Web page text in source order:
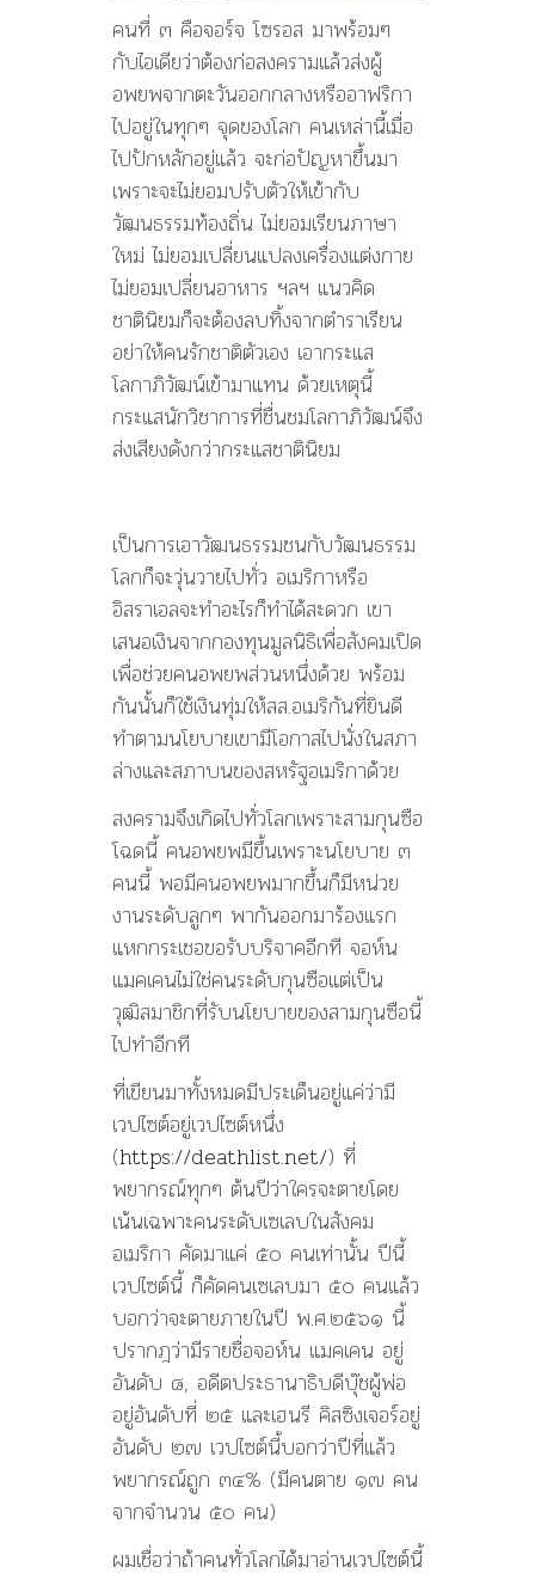
คนที่ ๓ คือจอร์จ โซรอส มาพร้อมๆ
กับไอเดียว่าต้องก่อสงครามแล้วส่งผู้
อพยพจากตะวันออกกลางหรืออาฟริกา
ไปอยู่ในทุกๆ จุดของโลก คนเหล่านี้เมื่อ
ไปปักหลักอยู่แล้ว จะก่อปัญหาขึ้นมา
เพราะจะไม่ยอมปรับตัวให้เข้ากับ
วัฒนธรรมท้องถิ่น ไม่ยอมเรียนภาษา
ใหม่ ไม่ยอมเปลี่ยนแปลงเครื่องแต่งกาย
ไม่ยอมเปลี่ยนอาหาร ฯลฯ แนวคิด
ชาตินิยมก็จะต้องลบทิ้งจากตำราเรียน
อย่าให้คนรักชาติตัวเอง เอากระแส
โลกาภิวัฒน์เข้ามาแทน ด้วยเหตุนี้
กระแสนักวิชาการที่ชื่นชมโลกาภิวัฒน์จึง
ส่งเสียงดังกว่ากระแสชาตินิยม
เป็นการเอาวัฒนธรรมชนกับวัฒนธรรม
โลกก็จะวุ่นวายไปทั่ว อเมริกาหรือ
อิสราเอลจะทำอะไรก็ทำได้สะดวก เขา
เสนอเงินจากกองทุนมูลนิธิเพื่อสังคมเปิด
เพื่อช่วยคนอพยพส่วนหนึ่งด้วย พร้อม
กันนั้นก็ใช้เงินทุ่มให้สส.อเมริกันที่ยินดี
ทำตามนโยบายเขามีโอกาสไปนั่งในสภา
ล่างและสภาบนของสหรัฐอเมริกาด้วย
สงครามจึงเกิดไปทั่วโลกเพราะสามกุนซือ
โฉดนี้ คนอพยพมีขึ้นเพราะนโยบาย ๓
คนนี้ พอมีคนอพยพมากขึ้นก็มีหน่วย
งานระดับลูกๆ พากันออกมาร้องแรก
แหกกระเชอขอรับบริจาคอีกที จอห์น
แมคเคนไม่ใช่คนระดับกุนซือแต่เป็น
วุฒิสมาชิกที่รับนโยบายของสามกุนซือนี้
ไปทำอีกที
ที่เขียนมาทั้งหมดมีประเด็นอยู่แค่ว่ามี
เวปไซต์อยู่เวปไซต์หนึ่ง
(https://deathlist.net/) ที่
พยากรณ์ทุกๆ ต้นปีว่าใครจะตายโดย
เน้นเฉพาะคนระดับเซเลบในสังคม
อเมริกา คัดมาแค่ ๕๐ คนเท่านั้น ปีนี้
เวปไซต์นี้ ก็คัดคนเซเลบมา ๕๐ คนแล้ว
บอกว่าจะตายภายในปี พ.ศ.๒๕๖๑ นี้
ปรากฎว่ามีรายชื่อจอห์น แมคเคน อยู่
อันดับ ๘, อดีตประธานาธิบดีบุ๊ชผู้พ่อ
อยู่อันดับที่ ๒๕ และเฮนรี คิสซิงเจอร์อยู่
อันดับ ๒๗ เวปไซต์นี้บอกว่าปีที่แล้ว
พยากรณ์ถูก ๓๔% (มีคนตาย ๑๗ คน
จากจำนวน ๕๐ คน)
ผมเชื่อว่าถ้าคนทั่วโลกได้มาอ่านเวปไซต์นี้